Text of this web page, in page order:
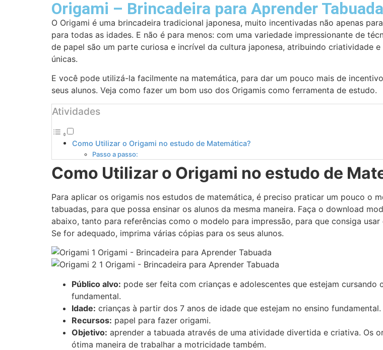
Origami – Brincadeira para Aprender Tabuada
O Origami é uma brincadeira tradicional japonesa, muito incentivadas não apenas
para todas as idades. E não é para menos: com uma variedade impressionante de
de papel são um parte curiosa e incrível da cultura japonesa, atribuindo criatividade
únicas.
E você pode utilizá-la facilmente na matemática, para dar um pouco mais de
seus alunos. Veja como fazer um bom uso dos Origamis como ferramenta de estudo.
Atividades
Como Utilizar o Origami no estudo de Matemática?
Passo a passo:
Como Utilizar o Origami no estudo de
Para aplicar os origamis nos estudos de matemática, é preciso praticar um pouco o
tabuadas, para que possa ensinar os alunos da mesma maneira. Faça o download
abaixo, tanto para referências como o modelo para impressão, para que consiga usar
Se for adequado, imprima várias cópias para os seus alunos.
Público alvo: pode ser feita com crianças e adolescentes que estejam cursando
fundamental.
Idade: crianças à partir dos 7 anos de idade que estejam no ensino fundamental.
Recursos: papel para fazer origami.
Objetivo: aprender a tabuada através de uma atividade divertida e criativa. Os
ótima maneira de trabalhar a motricidade também.